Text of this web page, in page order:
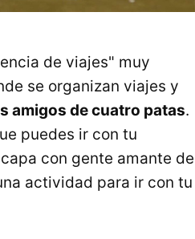
de viajes" muy
se organizan viajes y
amigos de cuatro patas.
puedes ir con tu
con gente amante de
actividad para ir con tu